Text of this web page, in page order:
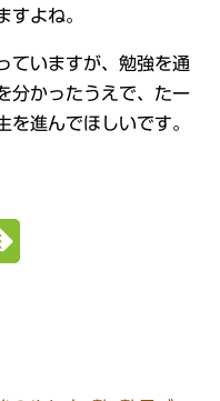
すよね。
ていますが、勉強を通
分かったうえで、たー
を進んでほしいです。